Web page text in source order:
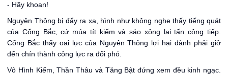
- Hãy khoan!
Nguyên Thông bị đẩy ra xa, hình như không nghe thấy tiếng quát
của Cống Bắc, cứ múa tít kiếm và sáo xông lại tấn công tiếp.
Cống Bắc thấy oai lực của Nguyên Thông lợi hại đành phải giở
đến chín thành công lực ra đối phó.
Vô Hình Kiếm, Thần Thâu và Tăng Bật đứng xem đều kinh ngạc.